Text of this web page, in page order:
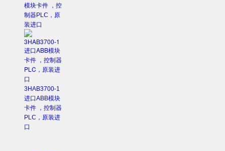
模块卡件 ，控
制器PLC，原
装进口
3HAB3700-1
进口ABB模块
卡件 ，控制器
PLC，原装进
口